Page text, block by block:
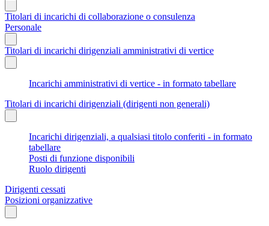
Titolari di incarichi di collaborazione o consulenza
Personale
Titolari di incarichi dirigenziali amministrativi di vertice
Incarichi amministrativi di vertice - in formato tabellare
Titolari di incarichi dirigenziali (dirigenti non generali)
Incarichi dirigenziali, a qualsiasi titolo conferiti - in formato
tabellare
Posti di funzione disponibili
Ruolo dirigenti
Dirigenti cessati
Posizioni organizzative